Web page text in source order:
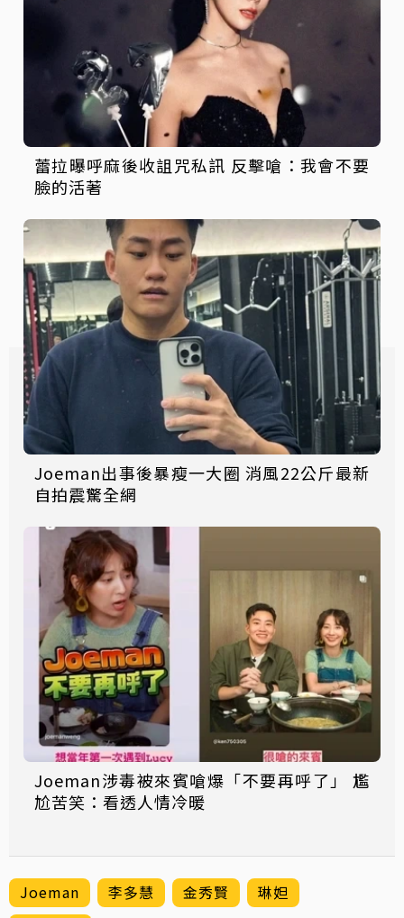
蕾拉曝呼麻後收詛咒私訊 反擊嗆：我會不要
臉的活著
Joeman出事後暴瘦一大圈 消風22公斤最新
自拍震驚全網
Joeman涉毒被來賓嗆爆「不要再呼了」 尷
尬苦笑：看透人情冷暖
Joeman 李多慧 金秀賢
琳妲